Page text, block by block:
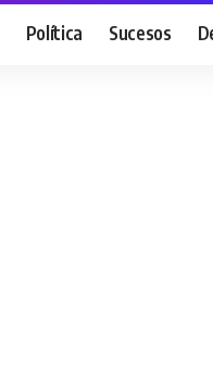
Política Sucesos